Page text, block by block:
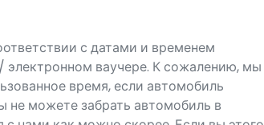
с датами и временем
электронном ваучере. К сожалению, мы
время, если автомобиль
не можете забрать автомобиль в